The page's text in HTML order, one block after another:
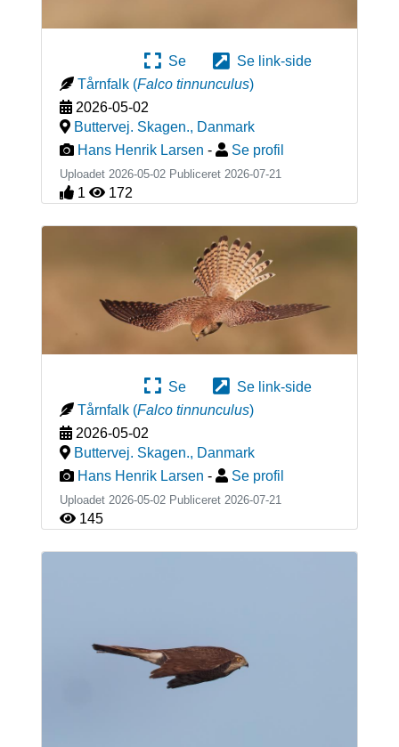
Se
Se link-side
Tårnfalk (Falco tinnunculus)
2026-05-02
Buttervej. Skagen., Danmark
Hans Henrik Larsen - Se profil
Uploadet 2026-05-02 Publiceret 2026-07-21
1 172
Se
Se link-side
Tårnfalk (Falco tinnunculus)
2026-05-02
Buttervej. Skagen., Danmark
Hans Henrik Larsen - Se profil
Uploadet 2026-05-02 Publiceret 2026-07-21
145